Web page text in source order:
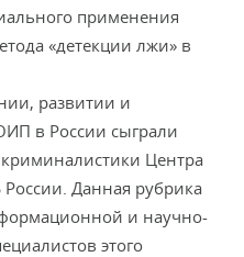
применения
«детекции лжи» в
развитии и
в России сыграли
Центра
Данная рубрика
и научно-
этого